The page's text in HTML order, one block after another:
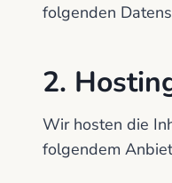
folgenden
2.
Wir hosten die
folgendem